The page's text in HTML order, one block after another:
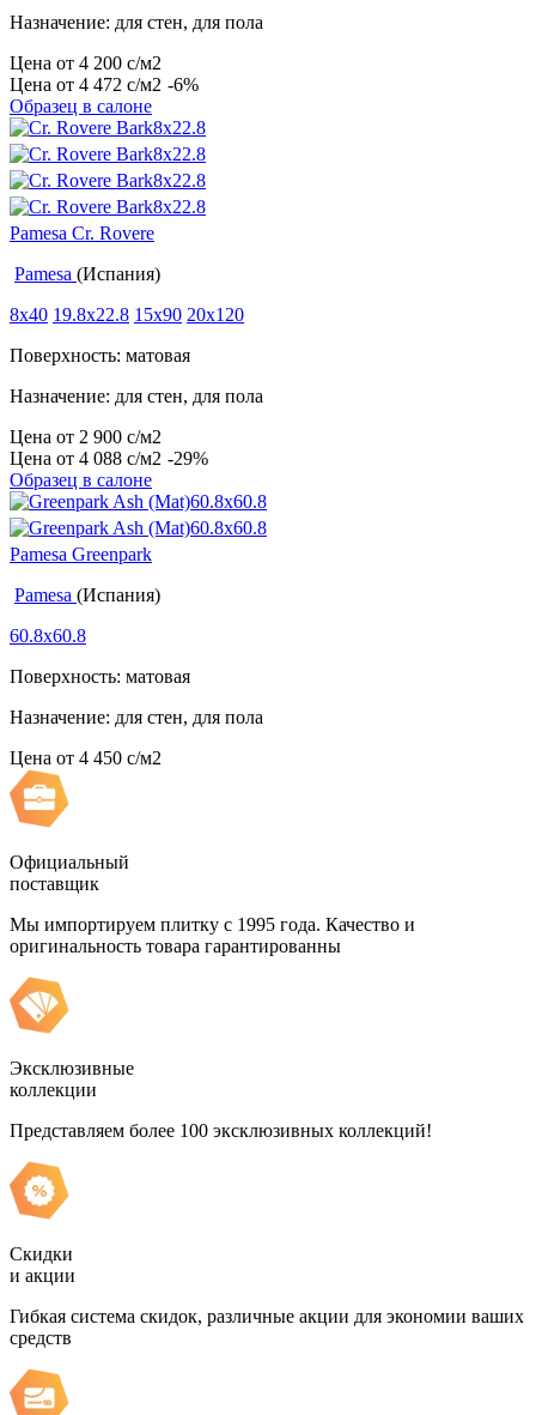
Назначение: для стен, для пола
Цена от 4 200 c/м2
Цена от 4 472 c/м2 -6%
Образец в салоне
Pamesa Cr. Rovere
Pamesa (Испания)
8x40 19.8x22.8 15x90 20x120
Поверхность: матовая
Назначение: для стен, для пола
Цена от 2 900 c/м2
Цена от 4 088 c/м2 -29%
Образец в салоне
Pamesa Greenpark
Pamesa (Испания)
60.8x60.8
Поверхность: матовая
Назначение: для стен, для пола
Цена от 4 450 c/м2
Официальный
поставщик
Мы импортируем плитку с 1995 года. Качество и
оригинальность товара гарантированны
Эксклюзивные
коллекции
Представляем более 100 эксклюзивных коллекций!
Скидки
и акции
Гибкая система скидок, различные акции для экономии ваших
средств